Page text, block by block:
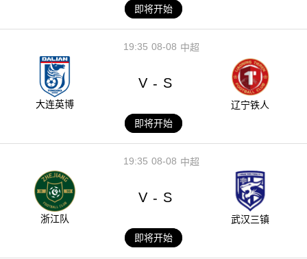
即将开始
08-08
19:35 中超
大连英博
V - S
辽宁铁人
即将开始
08-08
19:35 中超
浙江队
V - S
武汉三镇
即将开始